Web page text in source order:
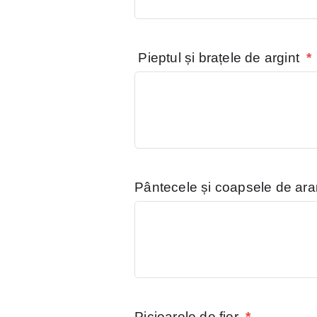
Pieptul și brațele de argint*
Pântecele și coapsele de